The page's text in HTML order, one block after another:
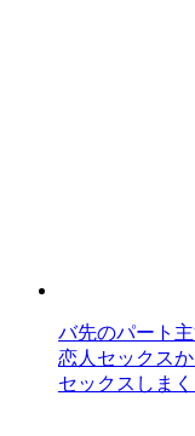
バ先のパート
恋人セックス
セックスしま